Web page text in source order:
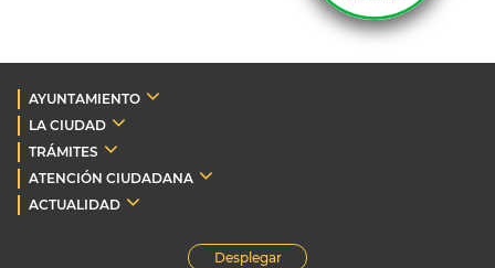
AYUNTAMIENTO
LA CIUDAD
TRÁMITES
ATENCIÓN CIUDADANA
ACTUALIDAD
Desplegar